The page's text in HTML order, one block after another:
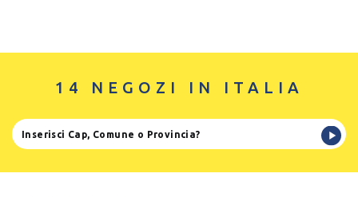
14 NEGOZI IN ITALIA